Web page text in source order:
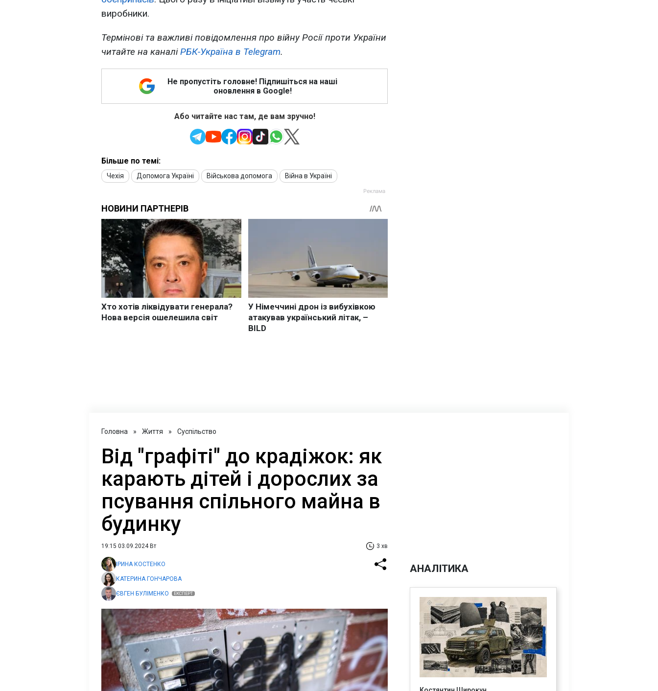
виробники.
Термінові та важливі повідомлення про війну Росії проти України
читайте на каналіРБК-Україна в Telegram.
Не пропустіть головне! Підпишіться на наші
оновлення в Google!
Або читайте нас там, де вам зручно!
Більше по темі:
Чехія Допомога Україні Військова допомога Війна в Україні
Головна » Життя » Суспільство
Від "графіті" до крадіжок: як
карають дітей і дорослих за
псування спільного майна в
будинку
19:15 03.09.2024 Вт 3 хв
ІРИНА КОСТЕНКО
КАТЕРИНА ГОНЧАРОВА
ЄВГЕН БУЛІМЕНКО ЕКСПЕРТ
АНАЛІТИКА